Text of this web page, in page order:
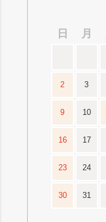
日
月
2 3
9 10
16 17
23 24
30 31